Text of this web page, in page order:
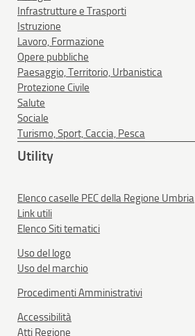
Infrastrutture e Trasporti
Istruzione
Lavoro, Formazione
Opere pubbliche
Paesaggio, Territorio, Urbanistica
Protezione Civile
Salute
Sociale
Turismo, Sport, Caccia, Pesca
Utility
Elenco caselle PEC della Regione Umbria
Link utili
Elenco Siti tematici
Uso del logo
Uso del marchio
Procedimenti Amministrativi
Accessibilità
Atti Regione